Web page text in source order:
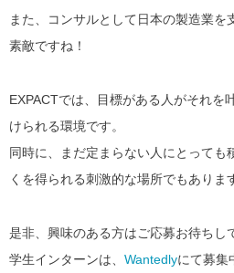
また、コンサルとして日本の製造業を
素敵ですね！
EXPACTでは、目標がある人がそれを
けられる環境です。
同時に、まだ定まらない人にとっても
くを得られる刺激的な場所でもありま
是非、興味のある方はご応募お待ちし
学生インターンは、 Wantedlyにて募集